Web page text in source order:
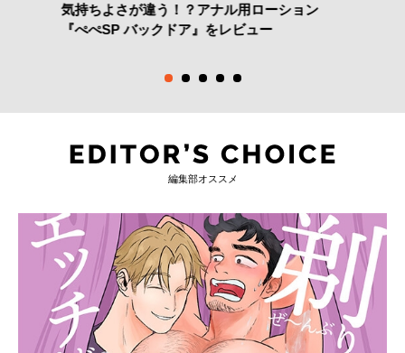
気持ちよさが違う！？アナル用ローション
『ぺぺSP バックドア』をレビュー
編集部オススメ